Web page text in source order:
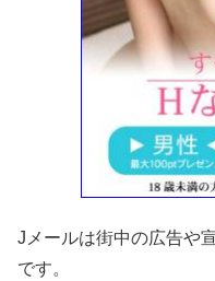
Jメールは街中の広告や
です。